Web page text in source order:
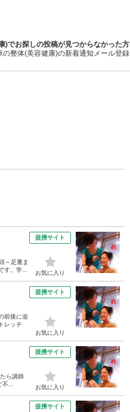
)でお探しの投稿が見つからなかった方
の整体(美容健康)の新着通知メール登録
～足裏ま
す。学...
提携サイト
お気に入り
前後に追
レッチ
提携サイト
お気に入り
ら講師
...
提携サイト
お気に入り
提携サイト